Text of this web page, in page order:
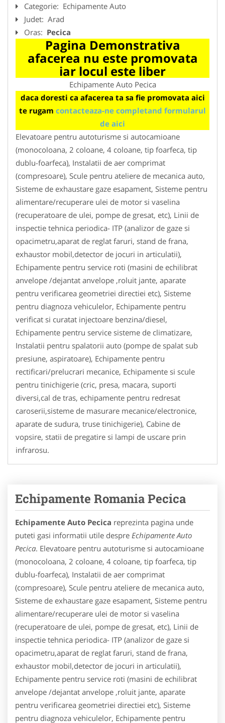
Categorie: Echipamente Auto
Judet: Arad
Oras: Pecica
Pagina Demonstrativa
afacerea nu este promovata
iar locul este liber
Echipamente Auto Pecica
daca doresti ca afacerea ta sa fie promovata aici
te rugam contacteaza-ne completand formularul
de aici
Elevatoare pentru autoturisme si autocamioane
(monocoloana, 2 coloane, 4 coloane, tip foarfeca, tip
dublu-foarfeca), Instalatii de aer comprimat
(compresoare), Scule pentru ateliere de mecanica auto,
Sisteme de exhaustare gaze esapament, Sisteme pentru
alimentare/recuperare ulei de motor si vaselina
(recuperatoare de ulei, pompe de gresat, etc), Linii de
inspectie tehnica periodica- ITP (analizor de gaze si
opacimetru,aparat de reglat faruri, stand de frana,
exhaustor mobil,detector de jocuri in articulatii),
Echipamente pentru service roti (masini de echilibrat
anvelope /dejantat anvelope ,roluit jante, aparate
pentru verificarea geometriei directiei etc), Sisteme
pentru diagnoza vehiculelor, Echipamente pentru
verificat si curatat injectoare benzina/diesel,
Echipamente pentru service sisteme de climatizare,
Instalatii pentru spalatorii auto (pompe de spalat sub
presiune, aspiratoare), Echipamente pentru
rectificari/prelucrari mecanice, Echipamente si scule
pentru tinichigerie (cric, presa, macara, suporti
diversi,cal de tras, echipamente pentru redresat
caroserii,sisteme de masurare mecanice/electronice,
aparate de sudura, truse tinichigerie), Cabine de
vopsire, statii de pregatire si lampi de uscare prin
infrarosu.
Echipamente Romania Pecica
Echipamente Auto Pecica reprezinta pagina unde
puteti gasi informatii utile despre Echipamente Auto
Pecica. Elevatoare pentru autoturisme si autocamioane
(monocoloana, 2 coloane, 4 coloane, tip foarfeca, tip
dublu-foarfeca), Instalatii de aer comprimat
(compresoare), Scule pentru ateliere de mecanica auto,
Sisteme de exhaustare gaze esapament, Sisteme pentru
alimentare/recuperare ulei de motor si vaselina
(recuperatoare de ulei, pompe de gresat, etc), Linii de
inspectie tehnica periodica- ITP (analizor de gaze si
opacimetru,aparat de reglat faruri, stand de frana,
exhaustor mobil,detector de jocuri in articulatii),
Echipamente pentru service roti (masini de echilibrat
anvelope /dejantat anvelope ,roluit jante, aparate
pentru verificarea geometriei directiei etc), Sisteme
pentru diagnoza vehiculelor, Echipamente pentru